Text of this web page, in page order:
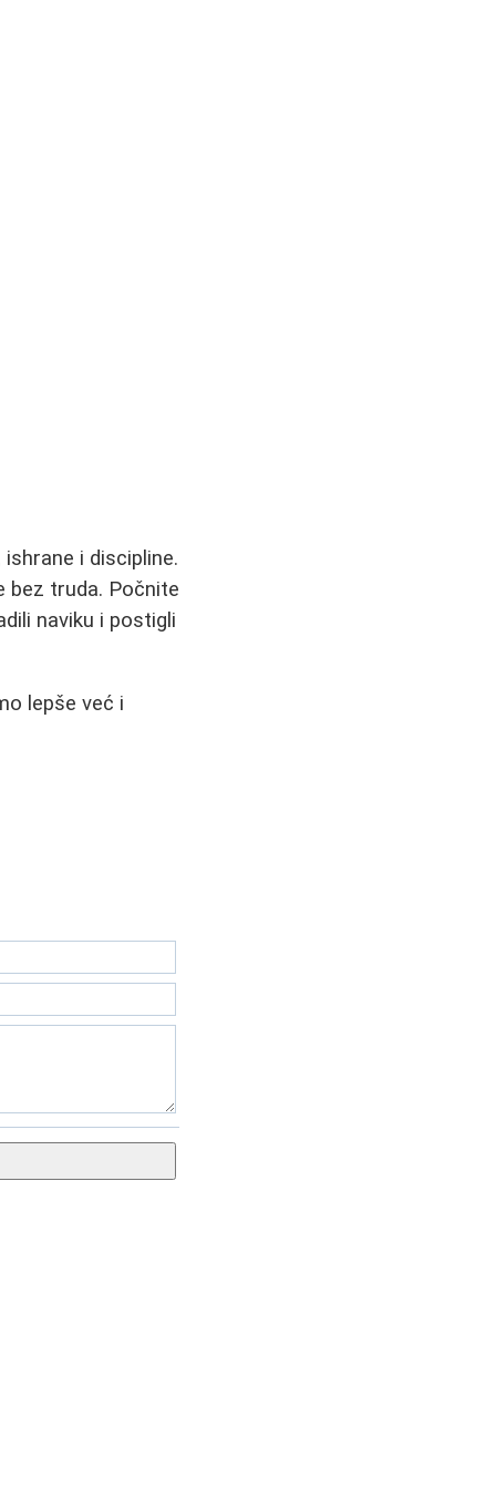
i discipline.
bez truda. Počnite
naviku i postigli
lepše već i